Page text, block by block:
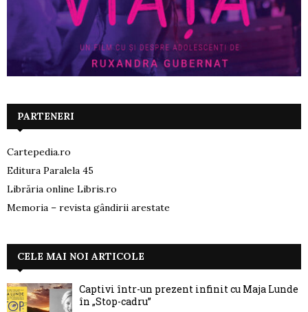
PARTENERI
Cartepedia.ro
Editura Paralela 45
Librăria online Libris.ro
Memoria – revista gândirii arestate
CELE MAI NOI ARTICOLE
Captivi într-un prezent infinit cu Maja Lunde
în „Stop-cadru”